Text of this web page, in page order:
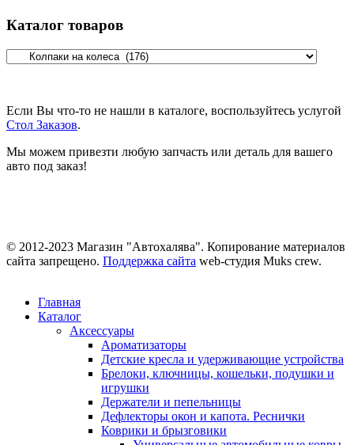
Каталог товаров
Если Вы что-то не нашли в каталоге, воспользуйтесь услугой
Стол Заказов.
Мы можем привезти любую запчасть или деталь для вашего
авто под заказ!
© 2012-2023 Магазин "Автохалява". Копирование материалов
сайта запрещено. Поддержка сайта web-студия Muks crew.
Главная
Каталог
Аксессуары
Ароматизаторы
Детские кресла и удерживающие устройства
Брелоки, ключницы, кошельки, подушки и
игрушки
Держатели и пепельницы
Дефлекторы окон и капота. Реснички
Коврики и брызговики